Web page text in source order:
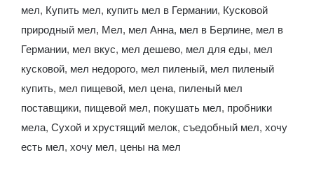
мел, Купить мел, купить мел в Германии, Кусковой
природный мел, Мел, мел Анна, мел в Берлине, мел в
Германии, мел вкус, мел дешево, мел для еды, мел
кусковой, мел недорого, мел пиленый, мел пиленый
купить, мел пищевой, мел цена, пиленый мел
поставщики, пищевой мел, покушать мел, пробники
мела, Сухой и хрустящий мелок, съедобный мел, хочу
есть мел, хочу мел, цены на мел